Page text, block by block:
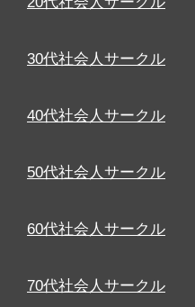
30代社会人サークル
40代社会人サークル
50代社会人サークル
60代社会人サークル
70代社会人サークル